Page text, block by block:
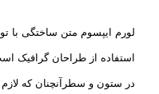
لورم ایپسوم متن ساختگی با
استفاده از طراحان گرافیک
در ستون و سطرآنچنان که